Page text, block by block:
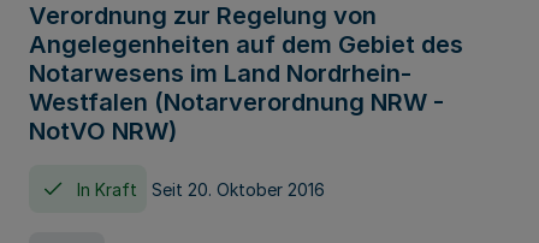
Verordnung zur Regelung von
Angelegenheiten auf dem Gebiet des
Notarwesens im Land Nordrhein-
Westfalen (Notarverordnung NRW -
NotVO NRW)
In Kraft Seit 20. Oktober 2016